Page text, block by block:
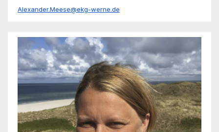
Alexander.Meese@ekg-werne.de